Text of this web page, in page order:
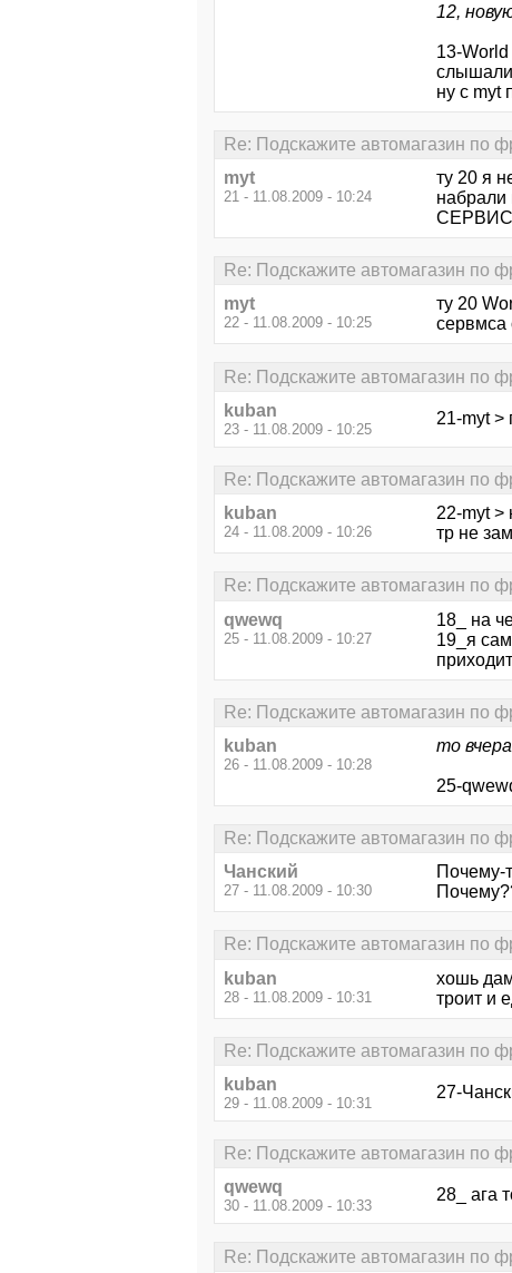
12,
13-World
ну с myt
Re: Подскажите автомагазин по
myt
21 - 11.08.2009 - 10:24
ту 20 я
набрали
Re: Подскажите автомагазин по
myt
22 - 11.08.2009 - 10:25
ту 20
сервмса
Re: Подскажите автомагазин по
kuban
23 - 11.08.2009 - 10:25
21-myt >
Re: Подскажите автомагазин по
kuban
24 - 11.08.2009 - 10:26
22-myt >
тр не
Re: Подскажите автомагазин по
qwewq
25 - 11.08.2009 - 10:27
18_ на
19_я
Re: Подскажите автомагазин по
kuban
26 - 11.08.2009 - 10:28
то
25-
Re: Подскажите автомагазин по
Чанский
27 - 11.08.2009 - 10:30
Почему-
Re: Подскажите автомагазин по
kuban
28 - 11.08.2009 - 10:31
хошь
троит и
Re: Подскажите автомагазин по
kuban
29 - 11.08.2009 - 10:31
27-
Re: Подскажите автомагазин по
qwewq
30 - 11.08.2009 - 10:33
28_ ага
Re: Подскажите автомагазин по